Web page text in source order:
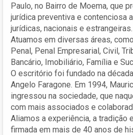
Paulo, no Bairro de Moema, que
jurídica preventiva e contenciosa
jurídicas, nacionais e estrangeiras.
Atuamos em diversas áreas,
Penal, Penal Empresarial, Civil,
Bancário, Imobiliário, Família e
O escritório foi fundado na
Angelo Faragone. Em 1994,
ingressou na sociedade, que
com mais associados e
Aliamos a experiência, a tradição
firmada em mais de 40 anos de